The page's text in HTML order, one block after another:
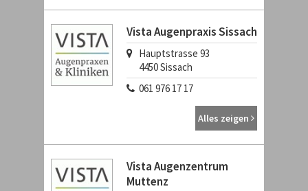
Vista Augenpraxis Sissach
Hauptstrasse 93
4450Sissach
061 976 17 17
Alles zeigen
Vista Augenzentrum
Muttenz